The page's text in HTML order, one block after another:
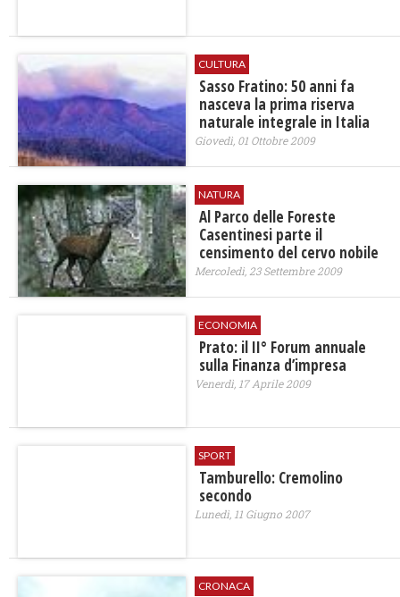
CULTURA
Sasso Fratino: 50 anni fa
nasceva la prima riserva
naturale integrale in Italia
Giovedì, 01 Ottobre 2009
NATURA
Al Parco delle Foreste
Casentinesi parte il
censimento del cervo nobile
Mercoledì, 23 Settembre 2009
ECONOMIA
Prato: il II° Forum annuale
sulla Finanza d’impresa
Venerdì, 17 Aprile 2009
SPORT
Tamburello: Cremolino
secondo
Lunedì, 11 Giugno 2007
CRONACA